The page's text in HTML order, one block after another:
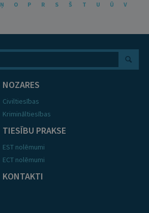
Ņ O P R S Š T U Ū
V
NOZARES
Civiltiesības
Krimināltiesības
TIESĪBU PRAKSE
EST nolēmumi
ECT nolēmumi
KONTAKTI